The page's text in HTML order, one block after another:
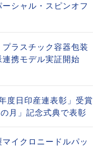
シャル・スピンオフ
ラスチック容器包装
連携モデル実証開始
日印産連表彰」受賞
月」記念式典で表彰
イクロニードルパッ